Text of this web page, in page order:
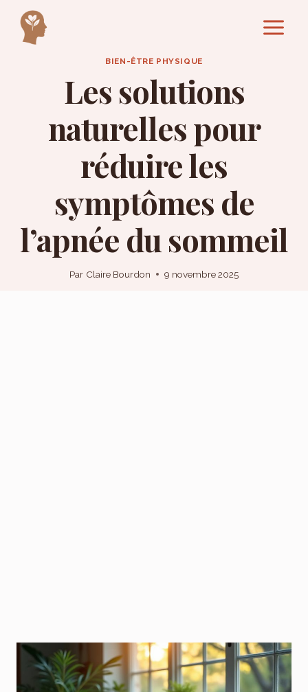
contenu
BIEN-ÊTRE PHYSIQUE
Les solutions
naturelles pour
réduire les
symptômes de
l’apnée du sommeil
Par Claire Bourdon 9 novembre 2025